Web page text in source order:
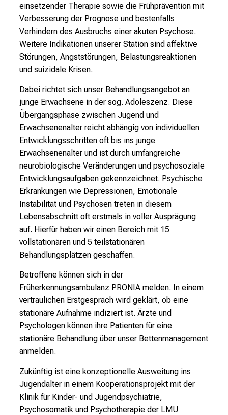
einsetzender Therapie sowie die Frühprävention mit
Verbesserung der Prognose und bestenfalls
Verhindern des Ausbruchs einer akuten Psychose.
Weitere Indikationen unserer Station sind affektive
Störungen, Angststörungen, Belastungsreaktionen
und suizidale Krisen.
Dabei richtet sich unser Behandlungsangebot an
junge Erwachsene in der sog. Adoleszenz. Diese
Übergangsphase zwischen Jugend und
Erwachsenenalter reicht abhängig von individuellen
Entwicklungsschritten oft bis ins junge
Erwachsenenalter und ist durch umfangreiche
neurobiologische Veränderungen und psychosoziale
Entwicklungsaufgaben gekennzeichnet. Psychische
Erkrankungen wie Depressionen, Emotionale
Instabilität und Psychosen treten in diesem
Lebensabschnitt oft erstmals in voller Ausprägung
auf. Hierfür haben wir einen Bereich mit 15
vollstationären und 5 teilstationären
Behandlungsplätzen geschaffen.
Betroffene können sich in der
Früherkennungsambulanz PRONIA melden. In einem
vertraulichen Erstgespräch wird geklärt, ob eine
stationäre Aufnahme indiziert ist. Ärzte und
Psychologen können ihre Patienten für eine
stationäre Behandlung über unser Bettenmanagement
anmelden.
Zukünftig ist eine konzeptionelle Ausweitung ins
Jugendalter in einem Kooperationsprojekt mit der
Klinik für Kinder- und Jugendpsychiatrie,
Psychosomatik und Psychotherapie der LMU